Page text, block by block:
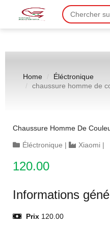
Home
Éléctronique
chaussure homme de
Chaussure Homme De
Éléctronique | Xiaomi |
120.00
Informations
Prix 120.00